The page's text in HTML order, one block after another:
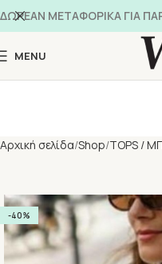
MENU
Αρχική σελίδα Shop TOPS /
-40%
ΔΩΡΕΑΝ ΜΕΤΑΦΟΡΙΚΑ ΓΙΑ